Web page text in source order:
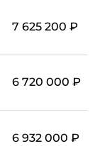
7 625 200 ₽
6 720 000 ₽
6 932 000 ₽